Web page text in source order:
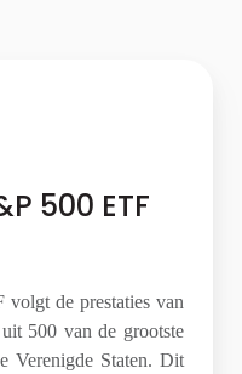
500 ETF
de prestaties van
500 van de grootste
Verenigde Staten. Dit